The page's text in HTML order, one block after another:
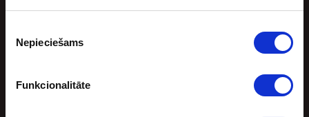
izvēle
Nepieciešams
Funkcionalitāte
Blogs
Sporta Bāri